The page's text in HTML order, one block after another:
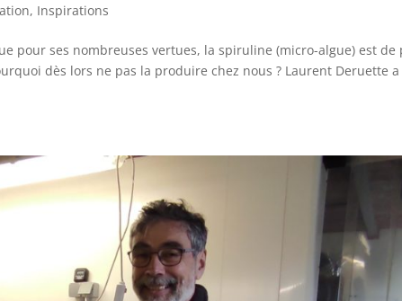
, Inspirations
pour ses nombreuses vertues, la spiruline (micro-algue) est de
dès lors ne pas la produire chez nous ? Laurent Deruette a